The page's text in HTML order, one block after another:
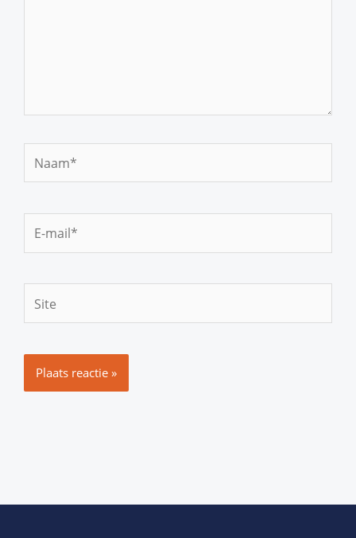
Naam*
mail*